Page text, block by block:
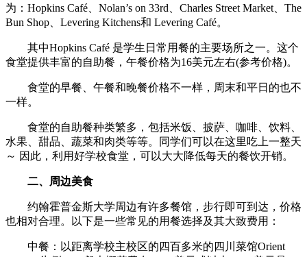
为：Hopkins Café、Nolan’s on 33rd、Charles Street Market、The
Bun Shop、Levering Kitchens和 Levering Café。
其中Hopkins Café 是学生日常用餐的主要场所之一。这个
食堂提供丰富的自助餐，午餐价格为16美元左右(参考价格)。
食堂的早餐、午餐和晚餐价格不一样，周末和平日的也不
一样。
食堂的自助餐种类繁多，包括米饭、披萨、咖啡、饮料、
水果、甜品、蔬菜和肉类等等。同学们可以在这里吃上一整天
～ 因此，利用好学校食堂，可以大大降低每天的餐饮开销。
二、周边美食
约翰霍普金斯大学周边有许多餐馆，步行即可到达，价格
也相对合理。以下是一些常见的用餐选择及其大致费用：
中餐：以距离学校主校区的四百多米的四川菜馆Orient